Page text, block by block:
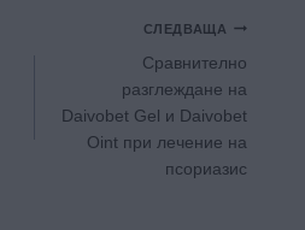
СЛЕДВАЩА
Сравнително
разглеждане на
Daivobet Gel и Daivobet
Оint при лечение на
псориазис